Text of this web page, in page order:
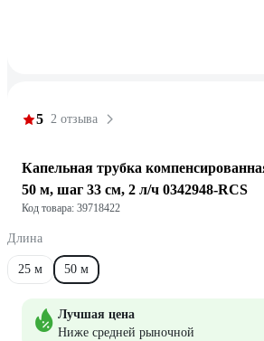
5 2 отзыва
Капельная трубка
50 м, шаг 33 см, 2 л/ч 0342948-RCS
Код товара: 39718422
Длина
25 м 50 м
Лучшая цена
Ниже средней рыночной